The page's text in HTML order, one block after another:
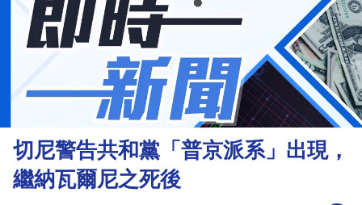
投
資
樓
市
財
商
切尼警告共和黨「普京派系」出現，
繼納瓦爾尼之死後